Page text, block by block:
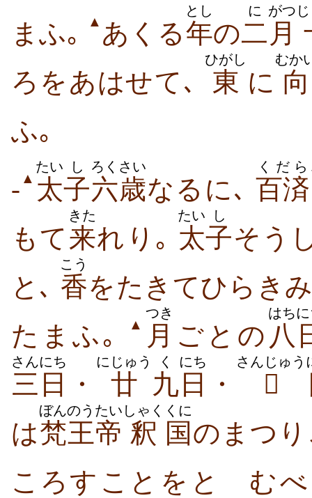
まふ｡
▲ あくる年
とし
の二
に
月
がつ
ろ​を​あはせ​て､ 東
ひがし
に 向
むか
ふ｡
- ▲ 太
たい
子
し
六歳
ろくさい
なる​に､ 百済
くだら
もて来
きた
れ​り｡ 太
たい
子
し
そう
と､ 香
こう
を​たき​て​ひらき​
たまふ｡
▲ 月
つき
ごとの 八
はち
三日
さんにち
・ 廿
にじゅう
九
く
日
にち
・ 
さんじゅう
は梵王
ぼんのう
帝
たい
釈
しゃく
国
くに
の​まつ
ころす​こと​を​とゞむ​